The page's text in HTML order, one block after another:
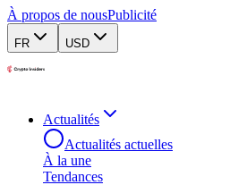
À propos de nousPublicité
FR USD
Actualités
Actualités actuelles
À la une
Tendances